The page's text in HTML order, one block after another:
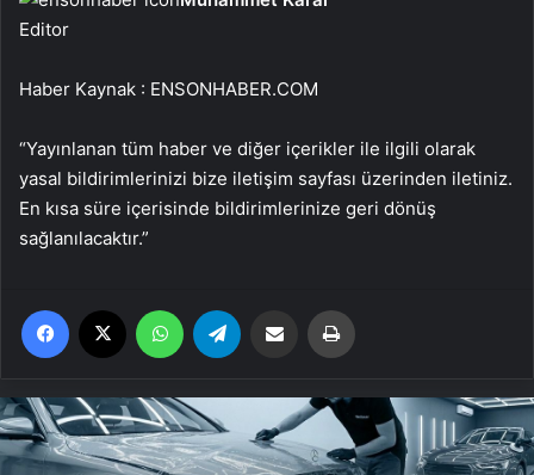
Editor
Haber Kaynak : ENSONHABER.COM
“Yayınlanan tüm haber ve diğer içerikler ile ilgili olarak
yasal bildirimlerinizi bize iletişim sayfası üzerinden iletiniz.
En kısa süre içerisinde bildirimlerinize geri dönüş
sağlanılacaktır.”
Facebook WhatsApp Email'den paylaş